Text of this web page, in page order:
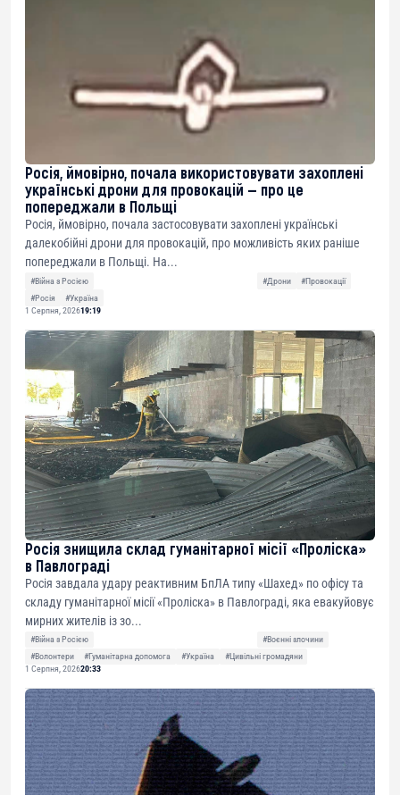
Росія, ймовірно, почала використовувати захоплені
українські дрони для провокацій — про це
попереджали в Польщі
Росія, ймовірно, почала застосовувати захоплені українські
далекобійні дрони для провокацій, про можливість яких раніше
попереджали в Польщі. На...
#Війна з Росією #Дрони
#Провокації
#Росія
#Україна
1 Серпня, 202619:19
Росія знищила склад гуманітарної місії «Проліска»
в Павлограді
Росія завдала удару реактивним БпЛА типу «Шахед» по офісу та
складу гуманітарної місії «Проліска» в Павлограді, яка евакуйовує
мирних жителів із зо...
#Війна з Росією
#Воєнні злочини
#Волонтери
#Гуманітарна допомога #Україна
#Цивільні громадяни
1 Серпня, 202620:33